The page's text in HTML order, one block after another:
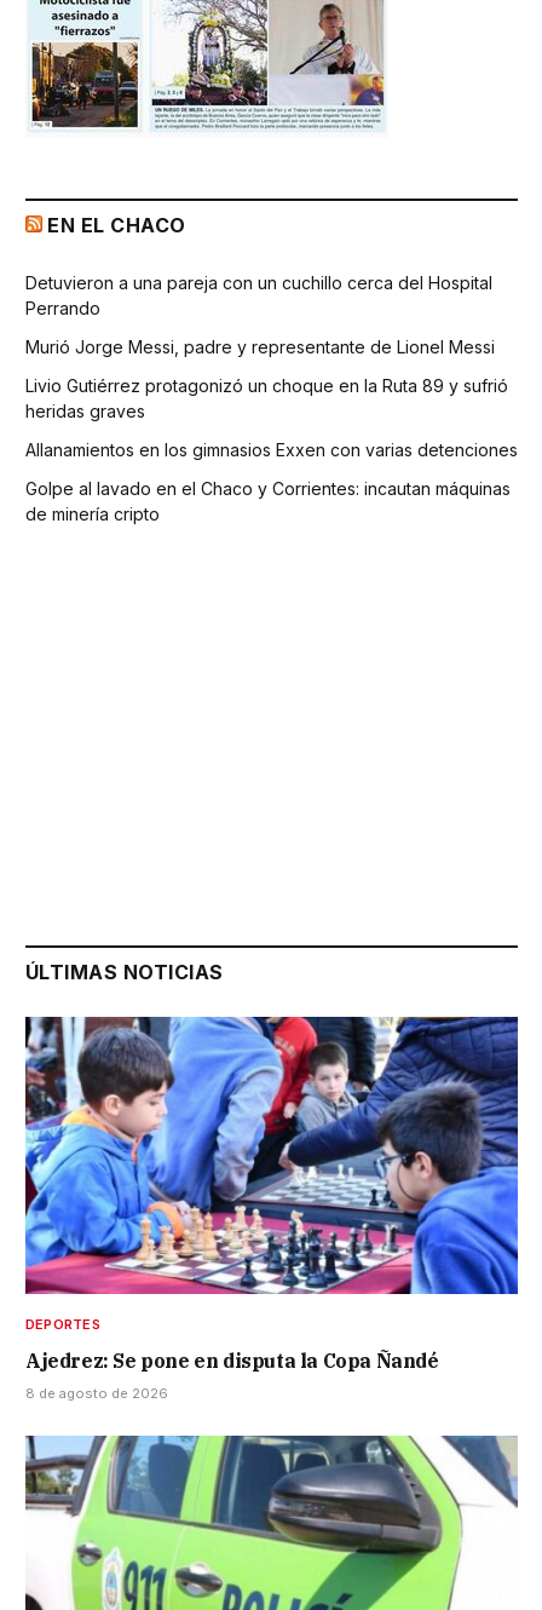
EN EL CHACO
Detuvieron a una pareja con un cuchillo cerca del Hospital
Perrando
Murió Jorge Messi, padre y representante de Lionel Messi
Livio Gutiérrez protagonizó un choque en la Ruta 89 y sufrió
heridas graves
Allanamientos en los gimnasios Exxen con varias detenciones
Golpe al lavado en el Chaco y Corrientes: incautan máquinas
de minería cripto
ÚLTIMAS NOTICIAS
DEPORTES
Ajedrez: Se pone en disputa la Copa Ñandé
8 de agosto de 2026